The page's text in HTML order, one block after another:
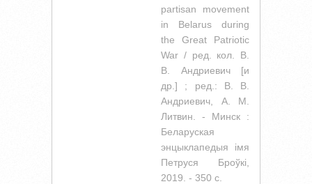
partisan movement
in Belarus during
the Great Patriotic
War / ред. кол. В.
В. Андриевич [и
др.] ; ред.: В. В.
Андриевич, А. М.
Литвин. - Минск :
Беларуская
энцыклапедыя iмя
Петруся Броўкi,
2019. - 350 с.